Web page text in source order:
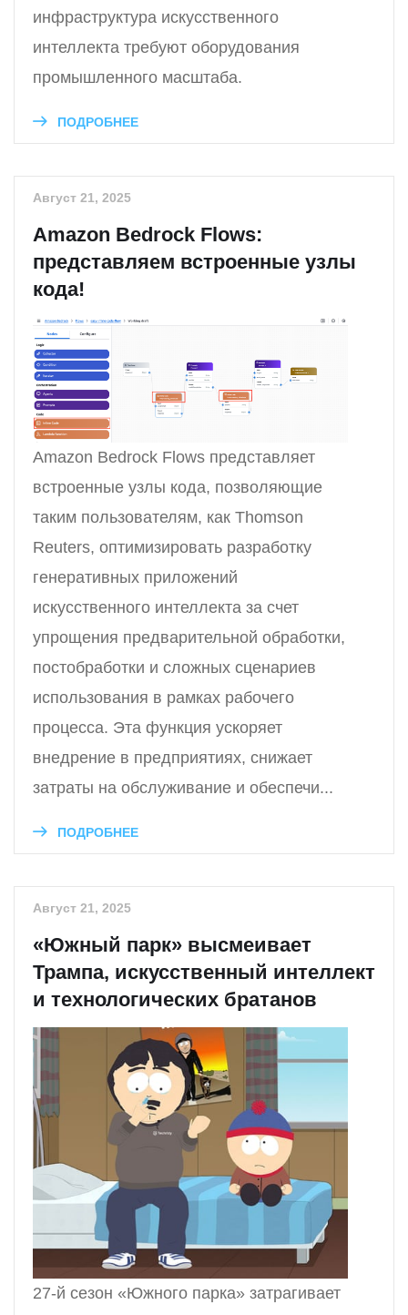
инфраструктура искусственного
интеллекта требуют оборудования
промышленного масштаба.
ПОДРОБНЕЕ
Август 21, 2025
Amazon Bedrock Flows:
представляем встроенные узлы
кода!
Amazon Bedrock Flows представляет
встроенные узлы кода, позволяющие
таким пользователям, как Thomson
Reuters, оптимизировать разработку
генеративных приложений
искусственного интеллекта за счет
упрощения предварительной обработки,
постобработки и сложных сценариев
использования в рамках рабочего
процесса. Эта функция ускоряет
внедрение в предприятиях, снижает
затраты на обслуживание и обеспечи...
ПОДРОБНЕЕ
Август 21, 2025
«Южный парк» высмеивает
Трампа, искусственный интеллект
и технологических братанов
27-й сезон «Южного парка» затрагивает